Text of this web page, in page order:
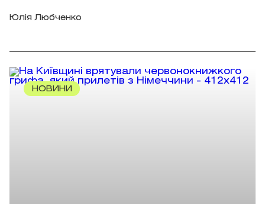
Юлія Любченко
НОВИНИ